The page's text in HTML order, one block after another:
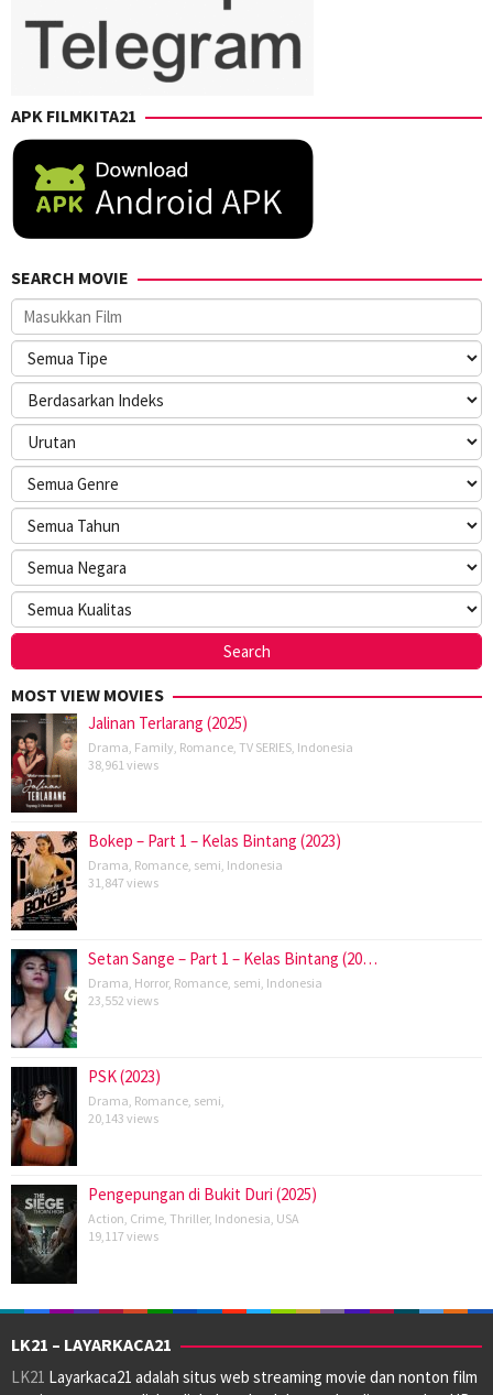
APK FILMKITA21
SEARCH MOVIE
MOST VIEW MOVIES
Jalinan Terlarang (2025)
Drama Family Romance TV SERIES Indonesia
38,961 views
Bokep – Part 1 – Kelas Bintang (2023)
Drama Romance semi Indonesia
31,847 views
Setan Sange – Part 1 – Kelas Bintang (20…
Drama Horror, Romance semi Indonesia
23,552 views
PSK (2023)
Drama Romance semi
20,143 views
Pengepungan di Bukit Duri (2025)
Action Crime Thriller, Indonesia USA
19,117 views
LK21 – LAYARKACA21
LK21 Layarkaca21 adalah situs web streaming movie dan nonton film